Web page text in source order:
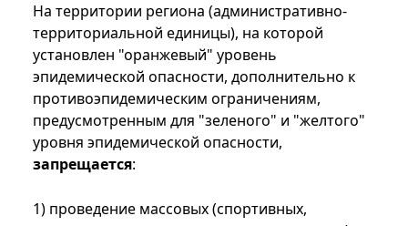
На территории региона (административно-
территориальной единицы), на которой
установлен "оранжевый" уровень
эпидемической опасности, дополнительно к
противоэпидемическим ограничениям,
предусмотренным для "зеленого" и "желтого"
уровня эпидемической опасности,
запрещается:
1) проведение массовых (спортивных,